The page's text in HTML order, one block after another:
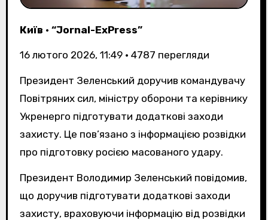
Київ • “Jornal-ExPress”
16 лютого 2026, 11:49• 4787 перегляди
Президент Зеленський доручив командувачу
Повітряних сил, міністру оборони та керівнику
Укренерго підготувати додаткові заходи
захисту. Це пов’язано з інформацією розвідки
про підготовку росією масованого удару.
Президент Володимир Зеленський повідомив,
що доручив підготувати додаткові заходи
захисту, враховуючи інформацію від розвідки